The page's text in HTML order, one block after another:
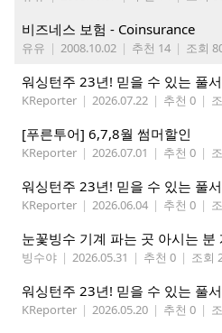
비즈네스 보험 - Coinsurance
유유 | 2008.10.02 | 추천 14 | 조회
워싱턴주 23년! 믿을 수 있는 풀
KReporter | 2026.07.22 | 추천 0 |
[푸른투어] 6,7,8월 썸머할인
KReporter | 2026.07.01 | 추천 0 |
워싱턴주 23년! 믿을 수 있는 풀
KReporter | 2026.06.04 | 추천 0 |
눈꽃빙수 기계 파는 곳 아시는 분
빙수야 | 2026.05.31 | 추천 0 | 조회
워싱턴주 23년! 믿을 수 있는 풀
KReporter | 2026.05.20 | 추천 0 |